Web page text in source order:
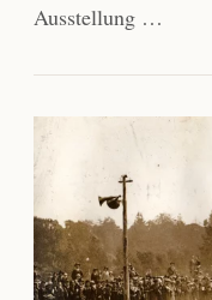
Ausstellung …